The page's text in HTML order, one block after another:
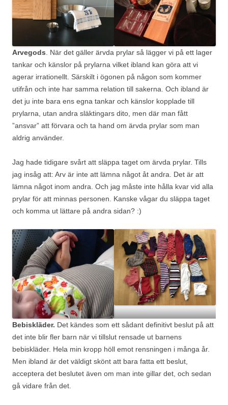
Arvegods . När det gäller ärvda prylar så lägger vi på ett lager
tankar och känslor på prylarna vilket ibland kan göra att vi
agerar irrationellt. Särskilt i ögonen på någon som kommer
utifrån och inte har samma relation till sakerna. Och ibland är
det ju inte bara ens egna tankar och känslor kopplade till
prylarna, utan andra släktingars dito, men där man fått
”ansvar” att förvara och ta hand om ärvda prylar som man
aldrig använder.
Jag hade tidigare svårt att släppa taget om ärvda prylar. Tills
jag insåg att: Arv är inte att lämna något åt andra. Det är att
lämna något inom andra. Och jag måste inte hålla kvar vid alla
prylar för att minnas personen. Kanske vågar du släppa taget
och komma ut lättare på andra sidan? :)
Bebiskläder. Det kändes som ett sådant definitivt beslut på att
det inte blir fler barn när vi tillslut rensade ut barnens
bebiskläder. Hela min kropp höll emot rensningen i många år.
Men ibland är det väldigt skönt att bara fatta ett beslut,
acceptera det beslutet även om man inte gillar det, och sedan
gå vidare från det.